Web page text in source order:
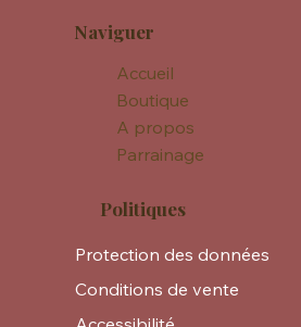
Naviguer
Accueil
Boutique
A propos
Parrainage
Politiques
Protection des données
Conditions de vente